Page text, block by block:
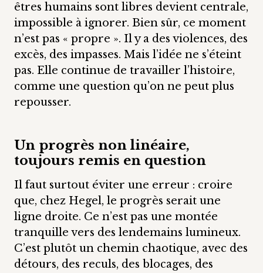
êtres humains sont libres devient centrale,
impossible à ignorer. Bien sûr, ce moment
n’est pas « propre ». Il y a des violences, des
excès, des impasses. Mais l’idée ne s’éteint
pas. Elle continue de travailler l’histoire,
comme une question qu’on ne peut plus
repousser.
Un progrès non linéaire,
toujours remis en question
Il faut surtout éviter une erreur : croire
que, chez Hegel, le progrès serait une
ligne droite. Ce n’est pas une montée
tranquille vers des lendemains lumineux.
C’est plutôt un chemin chaotique, avec des
détours, des reculs, des blocages, des